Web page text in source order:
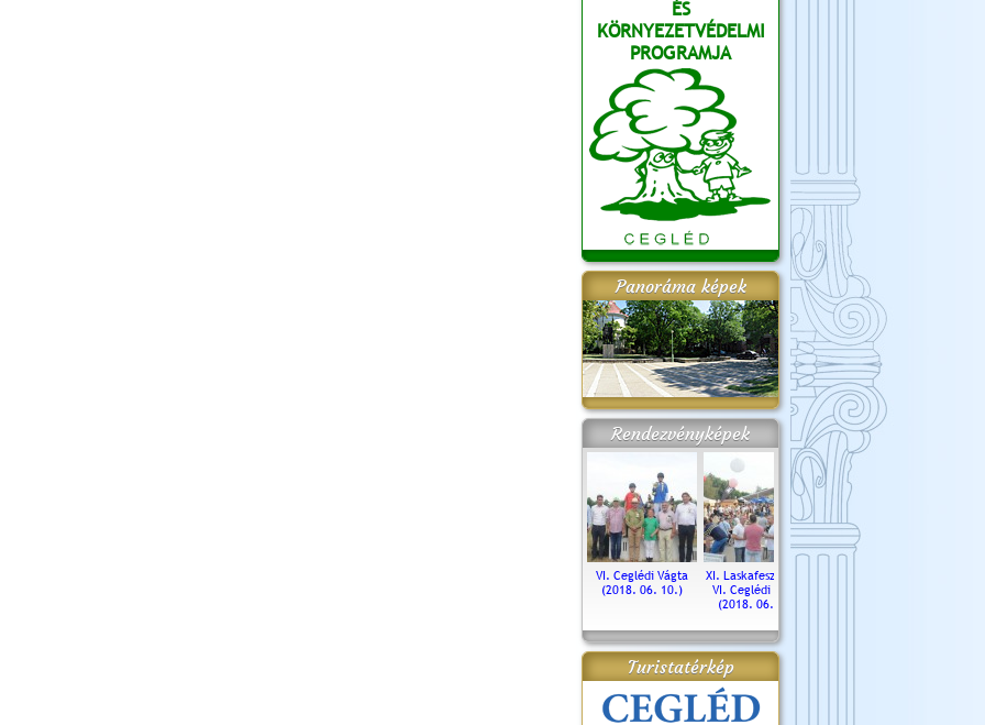
ÉS
KÖRNYEZETVÉDELMI
PROGRAMJA
Panoráma képek
Rendezvényképek
VI. Ceglédi Vágta
(2018. 06. 10.)
XI. Laskafesztivál és
VI. Ceglédi Vágta
(2018. 06. 10.)
Turistatérkép